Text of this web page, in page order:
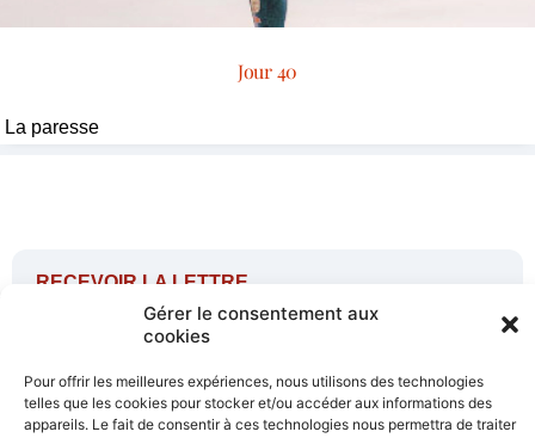
Gérer le consentement aux
cookies
Pour offrir les meilleures expériences, nous utilisons des technologies
telles que les cookies pour stocker et/ou accéder aux informations des
appareils. Le fait de consentir à ces technologies nous permettra de traiter
Jour 40
La paresse
RECEVOIR LA LETTRE
DES AMIS DU SACRÉ-COEUR